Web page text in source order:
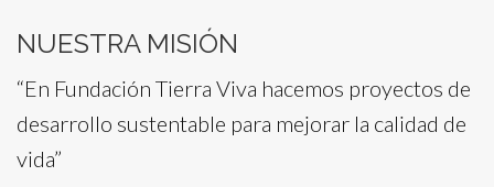
NUESTRA MISIÓN
“En Fundación Tierra Viva hacemos proyectos de
desarrollo sustentable para mejorar la calidad de
vida”